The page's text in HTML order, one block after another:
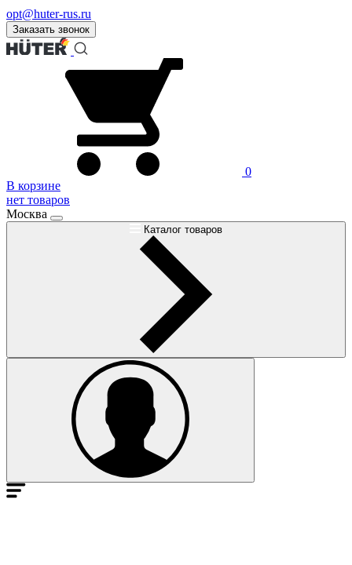
opt@huter-rus.ru
Заказать звонок
0
В корзине
нет товаров
Москва
Каталог товаров